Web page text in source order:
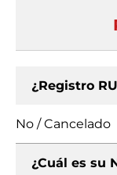
¿Registro
No / Cancelado
¿Cuál es su